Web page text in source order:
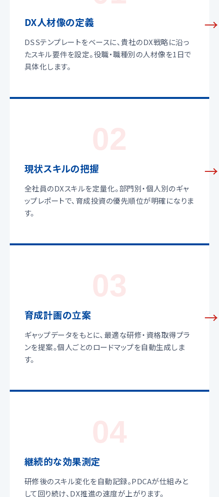
DX人材像の定義
DSSテンプレートをベースに、貴社のDX戦略に沿っ
たスキル要件を設定。役職・職種別の人材像を1日で
具体化します。
現状スキルの把握
全社員のDXスキルを定量化。部門別・個人別のギャ
ップレポートで、育成投資の優先順位が明確になりま
す。
育成計画の立案
ギャップデータをもとに、最適な研修・資格取得プラ
ンを提案。個人ごとのロードマップを自動生成しま
す。
継続的な効果測定
研修後のスキル変化を自動記録。PDCAが仕組みと
して回り続け、DX推進の速度が上がります。